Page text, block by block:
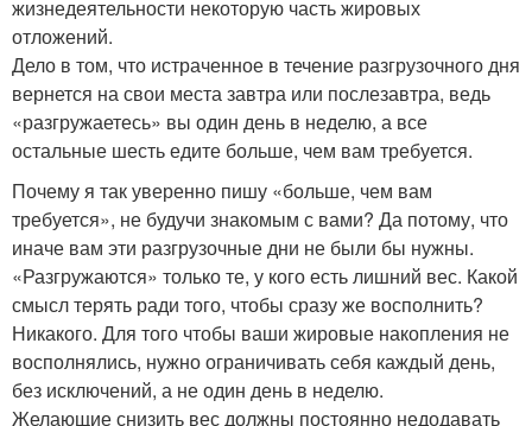
жизнедеятельности некоторую часть жировых
отложений.
Дело в том, что истраченное в течение разгрузочного дня
вернется на свои места завтра или послезавтра, ведь
«разгружаетесь» вы один день в неделю, а все
остальные шесть едите больше, чем вам требуется.
Почему я так уверенно пишу «больше, чем вам
требуется», не будучи знакомым с вами? Да потому, что
иначе вам эти разгрузочные дни не были бы нужны.
«Разгружаются» только те, у кого есть лишний вес. Какой
смысл терять ради того, чтобы сразу же восполнить?
Никакого. Для того чтобы ваши жировые накопления не
восполнялись, нужно ограничивать себя каждый день,
без исключений, а не один день в неделю.
Желающие снизить вес должны постоянно недодавать